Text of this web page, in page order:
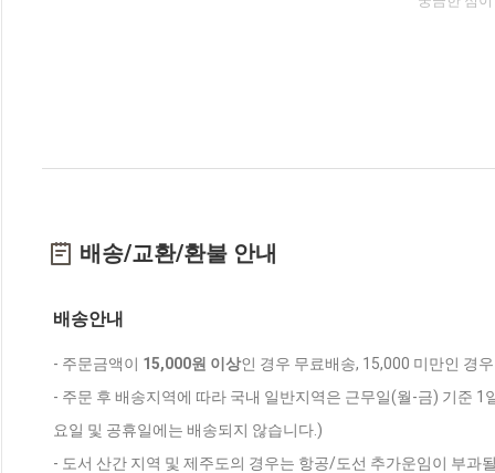
배송/교환/환불 안내
배송안내
- 주문금액이 15,000원 이상인 경우 무료배송, 15,000 미만인 경
- 주문 후 배송지역에 따라 국내 일반지역은 근무일(월-금) 기준
요일 및 공휴일에는 배송되지 않습니다.)
- 도서 산간 지역 및 제주도의 경우는 항공/도선 추가운임이 부과